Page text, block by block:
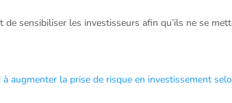
sensibiliser les investisseurs afin qu’ils ne se
augmenter la prise de risque en investissement